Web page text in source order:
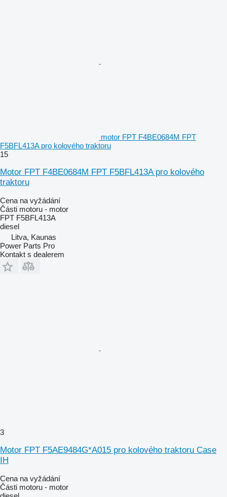
motor FPT F4BE0684M FPT
F5BFL413A pro kolového traktoru
15
Motor FPT F4BE0684M FPT F5BFL413A pro kolového
traktoru
Cena na vyžádání
Části motoru - motor
FPT F5BFL413A
diesel
Litva, Kaunas
Power Parts Pro
Kontakt s dealerem
3
Motor FPT F5AE9484G*A015 pro kolového traktoru Case
IH
Cena na vyžádání
Části motoru - motor